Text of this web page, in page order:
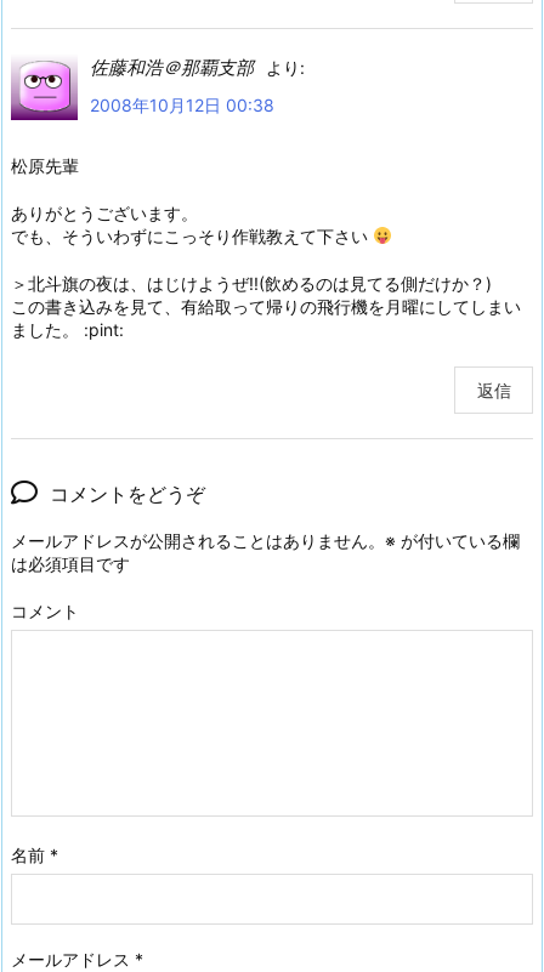
佐藤和浩＠那覇支部
より:
2008年10月12日 00:38
松原先輩
ありがとうございます。
でも、そういわずにこっそり作戦教えて下さい
＞北斗旗の夜は、はじけようぜ!!(飲めるのは見てる側だけか？)
この書き込みを見て、有給取って帰りの飛行機を月曜にしてしまい
ました。 :pint:
返信
コメントをどうぞ
メールアドレスが公開されることはありません。 ※ が付いている欄
は必須項目です
コメント
名前 *
メールアドレス *